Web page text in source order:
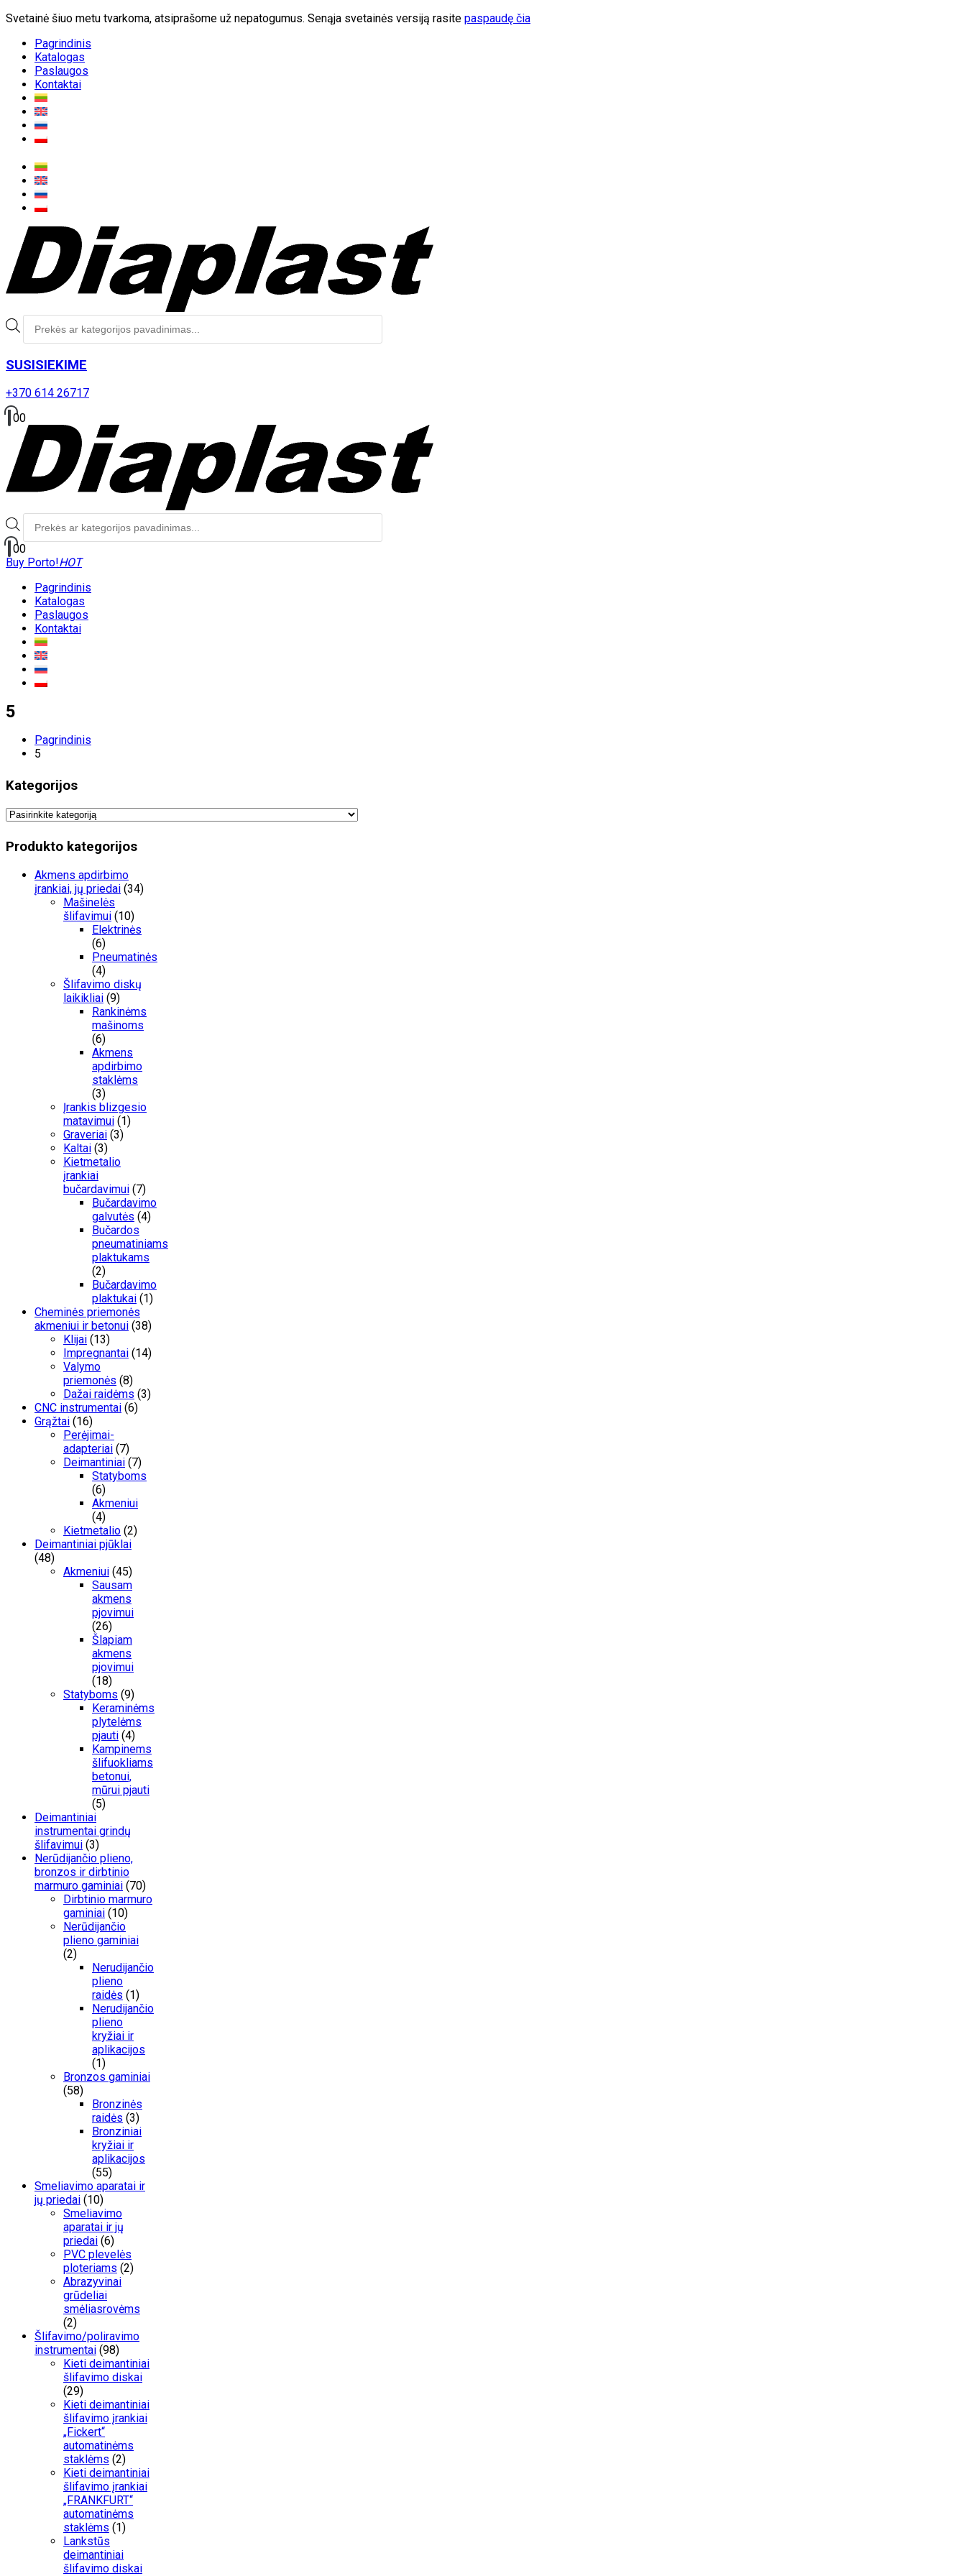
Svetainė šiuo metu tvarkoma, atsiprašome už nepatogumus. Senąja svetainės versiją rasite paspaudę čia
Pagrindinis
Katalogas
Paslaugos
Kontaktai
Produktų
paieška
SUSISIEKIME
+370 614 26717
00
paieška
00
Buy Porto!HOT
Pagrindinis
Katalogas
Paslaugos
Kontaktai
5
Pagrindinis
5
Kategorijos
Produkto kategorijos
Akmens apdirbimo
įrankiai, jų priedai (34)
Mašinelės
šlifavimui (10)
Elektrinės
(6)
Pneumatinės
(4)
Šlifavimo diskų
laikikliai (9)
Rankinėms
mašinoms
(6)
Akmens
apdirbimo
staklėms
(3)
Įrankis blizgesio
matavimui (1)
Graveriai (3)
Kaltai (3)
Kietmetalio
įrankiai
bučardavimui (7)
Bučardavimo
galvutės (4)
Bučardos
pneumatiniams
plaktukams
(2)
Bučardavimo
plaktukai (1)
Cheminės priemonės
akmeniui ir betonui (38)
Klijai (13)
Impregnantai (14)
Valymo
priemonės (8)
Dažai raidėms (3)
CNC instrumentai (6)
Grąžtai (16)
Perėjimai-
adapteriai (7)
Deimantiniai (7)
Statyboms
(6)
Akmeniui
(4)
Kietmetalio (2)
Deimantiniai pjūklai
(48)
Akmeniui (45)
Sausam
akmens
pjovimui
(26)
Šlapiam
akmens
pjovimui
(18)
Statyboms (9)
Keraminėms
plytelėms
pjauti (4)
Kampinems
šlifuokliams
betonui,
mūrui pjauti
(5)
Deimantiniai
instrumentai grindų
šlifavimui (3)
Nerūdijančio plieno,
bronzos ir dirbtinio
marmuro gaminiai (70)
Dirbtinio marmuro
gaminiai (10)
Nerūdijančio
plieno gaminiai
(2)
Nerudijančio
plieno
raidės (1)
Nerudijančio
plieno
kryžiai ir
aplikacijos
(1)
Bronzos gaminiai
(58)
Bronzinės
raidės (3)
Bronziniai
kryžiai ir
aplikacijos
(55)
Smeliavimo aparatai ir
jų priedai (10)
Smeliavimo
aparatai ir jų
priedai (6)
PVC plevelės
ploteriams (2)
Abrazyvinai
grūdeliai
smėliasrovėms
(2)
Šlifavimo/poliravimo
instrumentai (98)
Kieti deimantiniai
šlifavimo diskai
(29)
Kieti deimantiniai
šlifavimo įrankiai
„Fickert“
automatinėms
staklėms (2)
Kieti deimantiniai
šlifavimo įrankiai
„FRANKFURT“
automatinėms
staklėms (1)
Lankstūs
deimantiniai
šlifavimo diskai